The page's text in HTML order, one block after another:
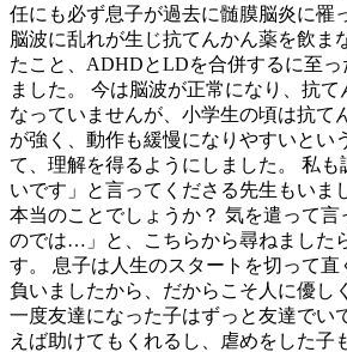
任にも必ず息子が過去に髄膜脳炎に罹
脳波に乱れが生じ抗てんかん薬を飲ま
たこと、ADHDとLDを合併するに至っ
ました。 今は脳波が正常になり、抗て
なっていませんが、小学生の頃は抗て
が強く、動作も緩慢になりやすいとい
て、理解を得るようにしました。 私も
いです」と言ってくださる先生もいま
本当のことでしょうか？ 気を遣って言
のでは…」と、こちらから尋ねました
す。 息子は人生のスタートを切って直
負いましたから、だからこそ人に優し
一度友達になった子はずっと友達でい
えば助けてもくれるし、虐めをした子